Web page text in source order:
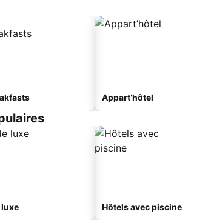
Appart’hôtel
luxe Hôtels avec piscine